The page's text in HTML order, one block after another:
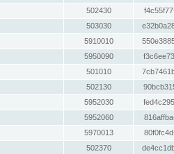
502430
503030
5910010
5950090
501010
502130
5952030
5952060
5970013
502370